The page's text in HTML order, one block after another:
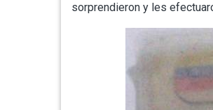
sorprendieron y les